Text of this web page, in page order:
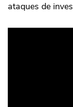
ataques de